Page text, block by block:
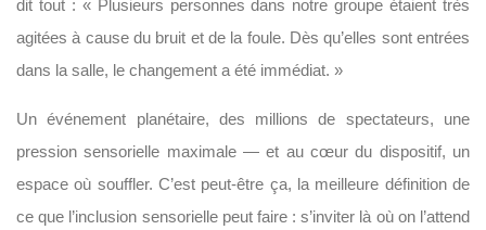
dit tout : « Plusieurs personnes dans notre groupe étaient très
agitées à cause du bruit et de la foule. Dès qu’elles sont entrées
dans la salle, le changement a été immédiat. »
Un événement planétaire, des millions de spectateurs, une
pression sensorielle maximale — et au cœur du dispositif, un
espace où souffler. C’est peut-être ça, la meilleure définition de
ce que l’inclusion sensorielle peut faire : s’inviter là où on l’attend